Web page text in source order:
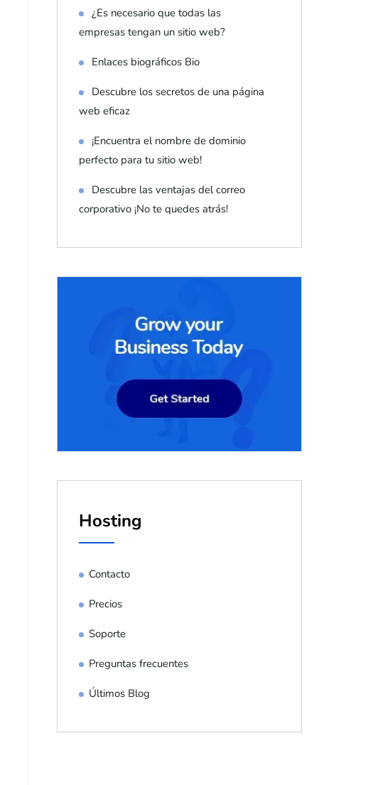
¿Es necesario que todas las
empresas tengan un sitio web?
Enlaces biográficos Bio
Descubre los secretos de una página
web eficaz
¡Encuentra el nombre de dominio
perfecto para tu sitio web!
Descubre las ventajas del correo
corporativo ¡No te quedes atrás!
Hosting
Contacto
Precios
Soporte
Preguntas frecuentes
Últimos Blog